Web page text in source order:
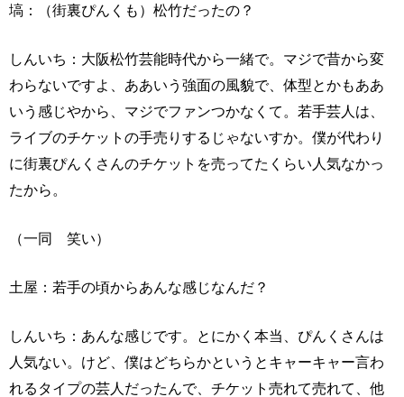
塙：（街裏ぴんくも）松竹だったの？
しんいち：大阪松竹芸能時代から一緒で。マジで昔から変
わらないですよ、ああいう強面の風貌で、体型とかもああ
いう感じやから、マジでファンつかなくて。若手芸人は、
ライブのチケットの手売りするじゃないすか。僕が代わり
に街裏ぴんくさんのチケットを売ってたくらい人気なかっ
たから。
（一同 笑い）
土屋：若手の頃からあんな感じなんだ？
しんいち：あんな感じです。とにかく本当、ぴんくさんは
人気ない。けど、僕はどちらかというとキャーキャー言わ
れるタイプの芸人だったんで、チケット売れて売れて、他